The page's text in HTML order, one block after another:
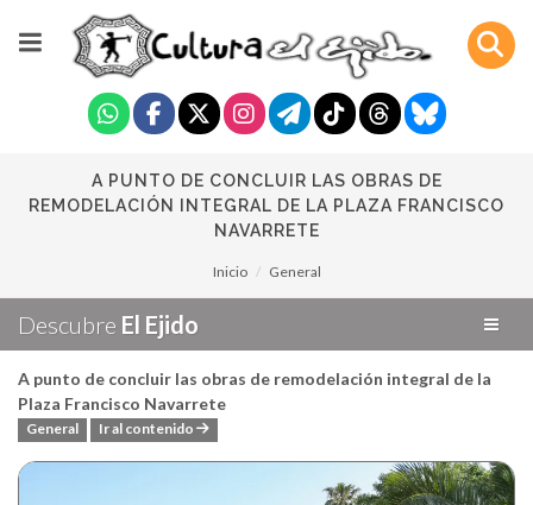
A PUNTO DE CONCLUIR LAS OBRAS DE
REMODELACIÓN INTEGRAL DE LA PLAZA FRANCISCO
NAVARRETE
Inicio General
Descubre El Ejido
A punto de concluir las obras de remodelación integral de la
Plaza Francisco Navarrete
General Ir al contenido